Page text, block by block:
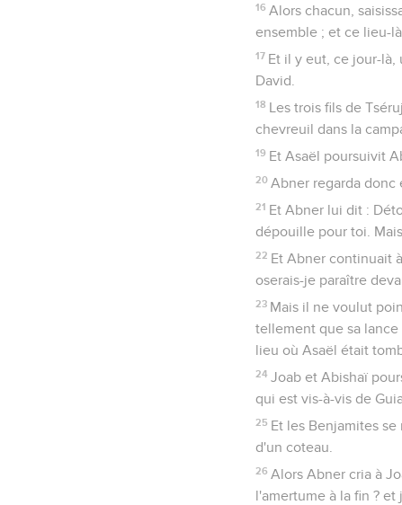
16 Alors chacun,
ensemble ; et ce lieu-
17 Et il y eut, ce jour-là,
David.
18 Les trois fils de
chevreuil dans la
19 Et Asaël poursuivit
20 Abner regarda donc
21 Et Abner lui dit :
dépouille pour toi.
22 Et Abner continuait
oserais-je paraître
23 Mais il ne voulut
tellement que sa
lieu où Asaël était
24 Joab et Abishaï
qui est vis-à-vis de
25 Et les Benjamites
d'un coteau.
26 Alors Abner cria à
l'amertume à la fin ?